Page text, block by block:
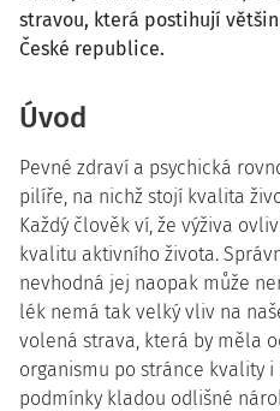
stravou, která postihují
České republice.
Úvod
Pevné zdraví a psychická
pilíře, na nichž stojí kvalita
Každý člověk ví, že výživa
kvalitu aktivního života.
nevhodná jej naopak může
lék nemá tak velký vliv na
volená strava, která by měla
organismu po stránce kvality i
podmínky kladou odlišné